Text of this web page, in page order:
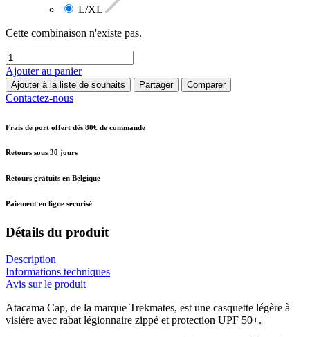
L/XL
Cette combinaison n'existe pas.
Ajouter au panier
Ajouter à la liste de souhaits Partager Comparer
Contactez-nous
Frais de port offert dès 80€ de commande
Retours sous 30 jours
Retours gratuits en Belgique
Paiement en ligne sécurisé
Détails du produit
Description
Informations techniques
Avis sur le produit
Atacama Cap, de la marque Trekmates, est une casquette légère à
visière avec rabat légionnaire zippé et protection UPF 50+.